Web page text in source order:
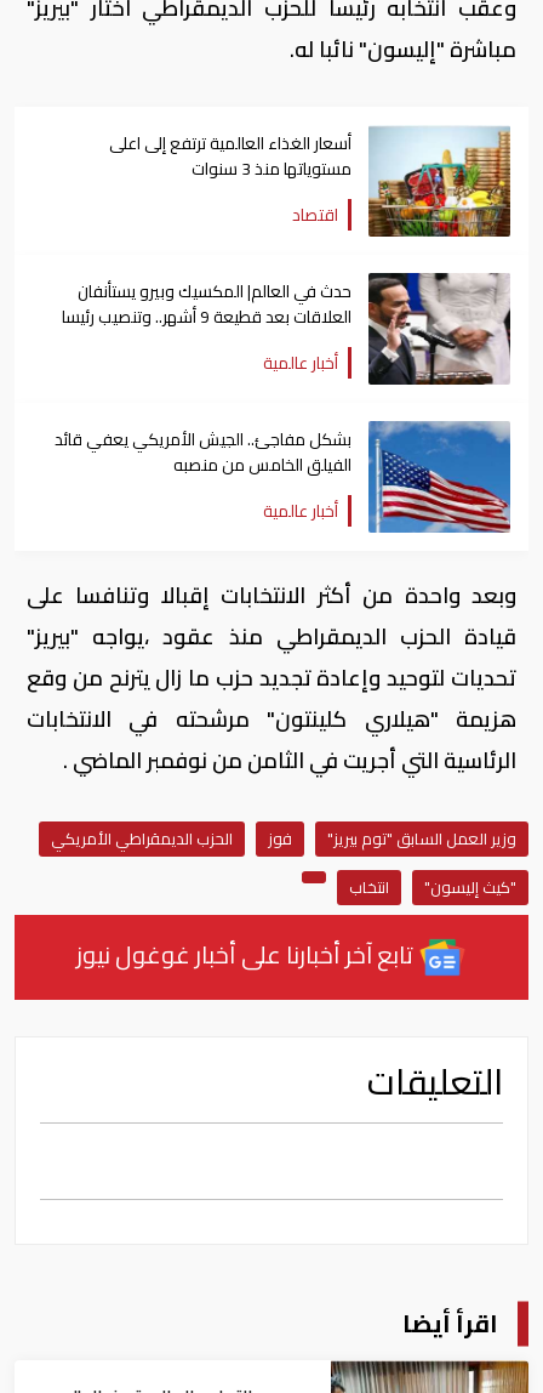
وعقب انتخابه رئيسا للحزب الديمقراطي اختار "بيريز"
مباشرة "إليسون" نائبا له.
أسعار الغذاء العالمية ترتفع إلى اعلى
مستوياتها منذ 3 سنوات
اقتصاد
حدث في العالم| المكسيك وبيرو يستأنفان
العلاقات بعد قطيعة 9 أشهر.. وتنصيب رئيسا
جديدا لكولومبيا
أخبار عالمية
بشكل مفاجئ.. الجيش الأمريكي يعفي قائد
الفيلق الخامس من منصبه
أخبار عالمية
وبعد واحدة من أكثر الانتخابات إقبالا وتنافسا على
قيادة الحزب الديمقراطي منذ عقود ،يواجه "بيريز"
تحديات لتوحيد وإعادة تجديد حزب ما زال يترنح من وقع
هزيمة "هيلاري كلينتون" مرشحته في الانتخابات
الرئاسية التي أجريت في الثامن من نوفمبر الماضي .
وزير العمل السابق "توم بيريز" فوز
الحزب الديمقراطي الأمريكي
"كيث إليسون"
انتخاب
تابع آخر أخبارنا على أخبار غوغول نيوز
التعليقات
اقرأ أيضا